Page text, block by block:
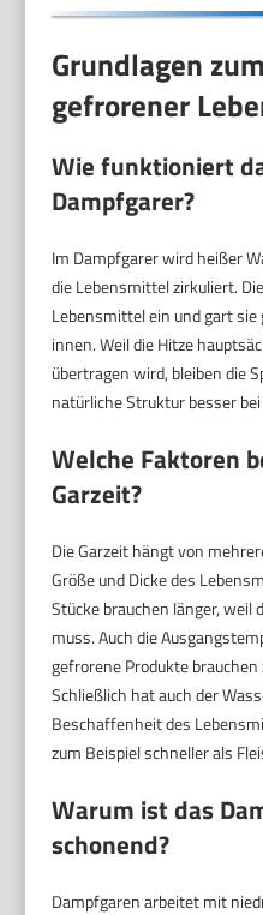
Grundlagen
gefrorener
Wie funktioniert
Dampfgarer?
Im Dampfgarer wird heißer
die Lebensmittel zirkuliert.
Lebensmittel ein und gart
innen. Weil die Hitze
übertragen wird, bleiben die
natürliche Struktur besser
Welche Faktoren
Garzeit?
Die Garzeit hängt von
Größe und Dicke des
Stücke brauchen länger,
muss. Auch die
gefrorene Produkte
Schließlich hat auch der
Beschaffenheit des
zum Beispiel schneller als
Warum ist das
schonend?
Dampfgaren arbeitet mit